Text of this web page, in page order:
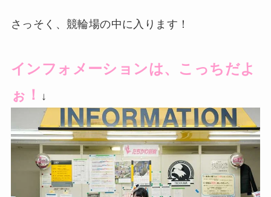
さっそく、競輪場の中に入ります！
インフォメーションは、こっちだよ
ぉ！ ↓